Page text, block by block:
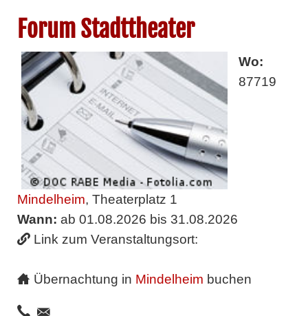
Forum Stadttheater
Wo:
87719
Mindelheim, Theaterplatz 1
Wann: ab 01.08.2026 bis 31.08.2026
Link zum Veranstaltungsort:
Übernachtung in Mindelheim buchen